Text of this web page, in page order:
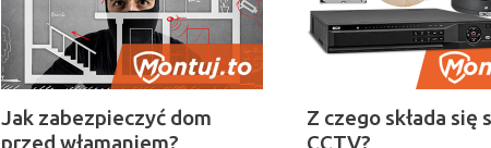
Jak zabezpieczyć dom
przed włamaniem?
Z czego składa się
CCTV?